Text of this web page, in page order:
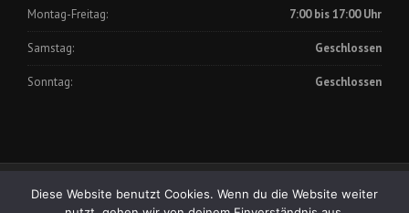
Montag-Freitag: 7:00 bis 17:00 Uhr
Samstag: Geschlossen
Sonntag: Geschlossen
Impressum|Datenschutz
Diese Website benutzt Cookies. Wenn du die Website weiter